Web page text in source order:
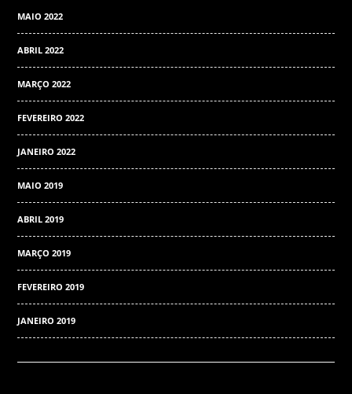
MAIO 2022
ABRIL 2022
MARÇO 2022
FEVEREIRO 2022
JANEIRO 2022
MAIO 2019
ABRIL 2019
MARÇO 2019
FEVEREIRO 2019
JANEIRO 2019